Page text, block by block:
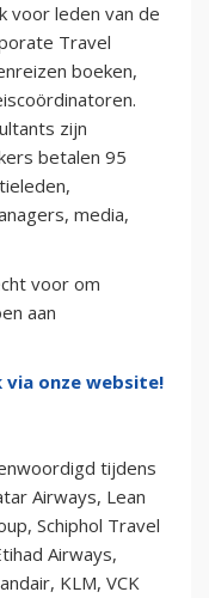
voor leden van de
Travel
boeken,
zijn
betalen 95
media,
voor om
aan
via onze website!
tijdens
Airways, Lean
Schiphol Travel
Airways,
KLM, VCK